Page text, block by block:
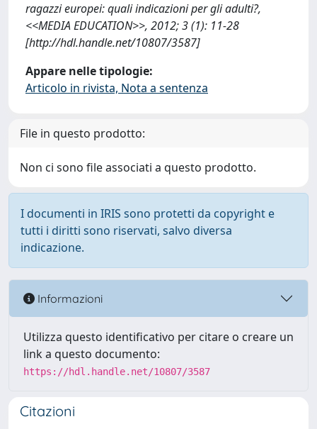
ragazzi europei: quali indicazioni per gli adulti?,
<<MEDIA EDUCATION>>, 2012; 3 (1): 11-28
[http://hdl.handle.net/10807/3587]
Appare nelle tipologie:
Articolo in rivista, Nota a sentenza
File in questo prodotto:
Non ci sono file associati a questo prodotto.
I documenti in IRIS sono protetti da copyright e
tutti i diritti sono riservati, salvo diversa
indicazione.
Informazioni
Utilizza questo identificativo per citare o creare un
link a questo documento:
https://hdl.handle.net/10807/3587
Citazioni